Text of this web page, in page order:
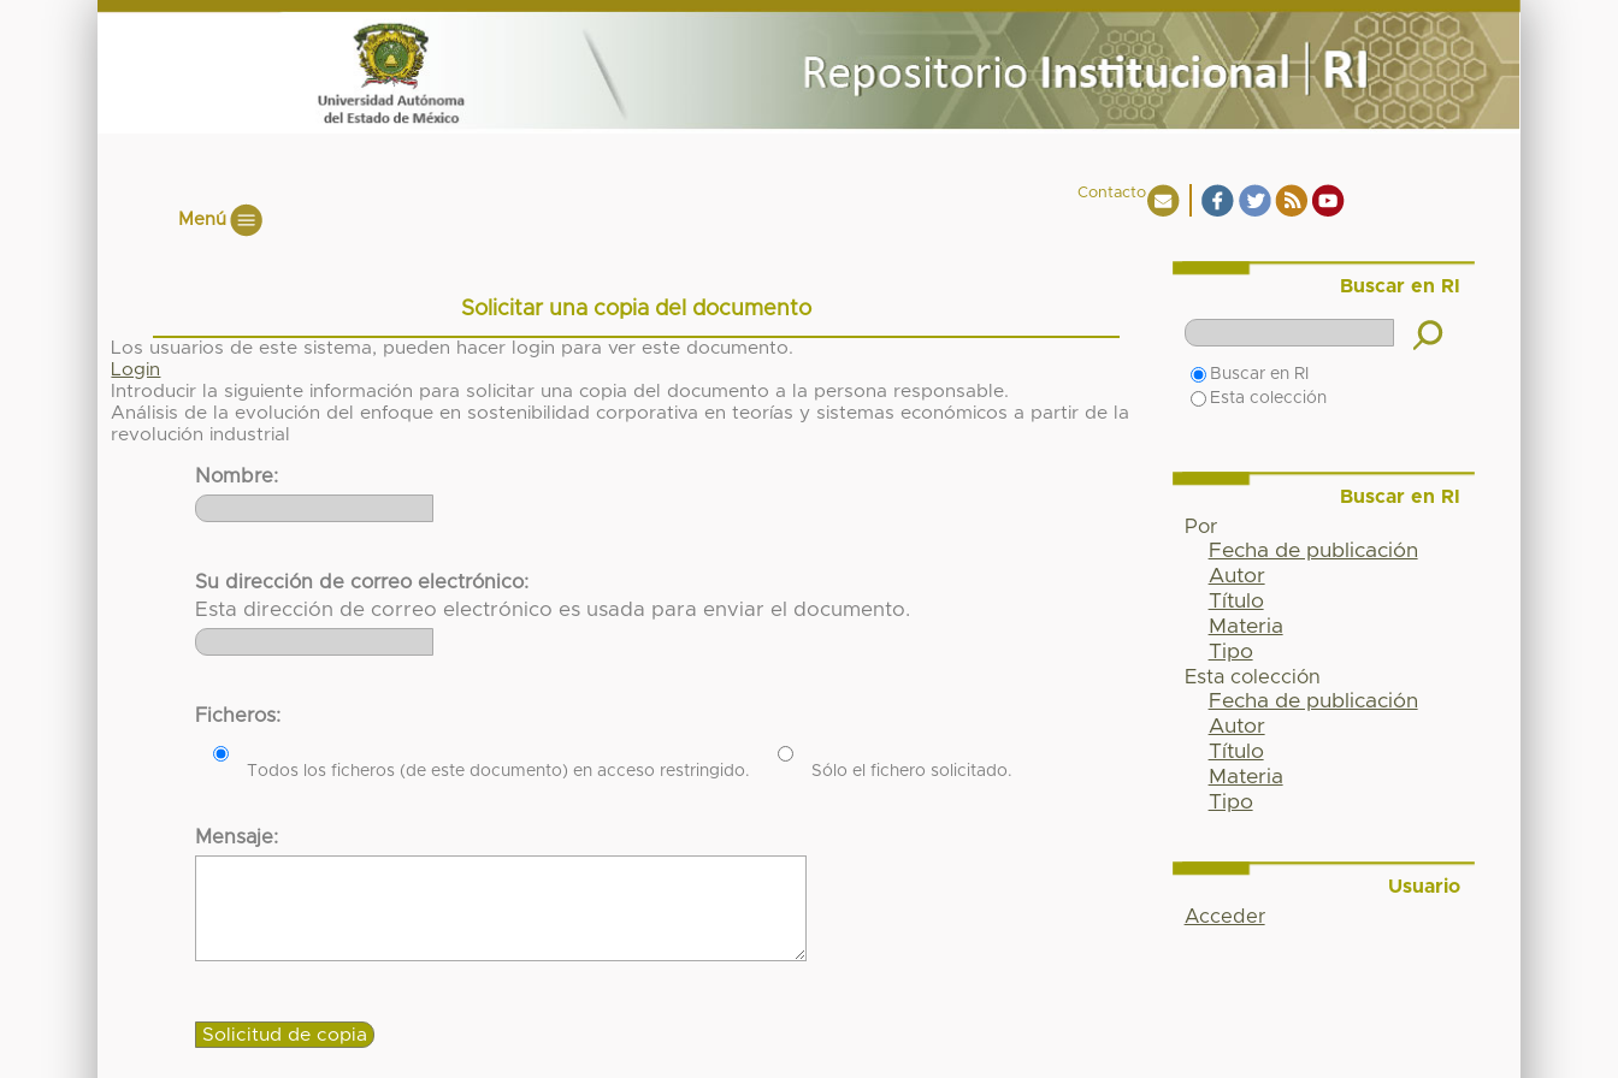
Contacto
Menú
Solicitar una copia del documento
Los usuarios de este sistema, pueden hacer login para ver este documento.
Login
Introducir la siguiente información para solicitar una copia del documento a la persona responsable.
Análisis de la evolución del enfoque en sostenibilidad corporativa en teorías y sistemas económicos a partir de la
revolución industrial
Nombre:
Su dirección de correo electrónico:
Esta dirección de correo electrónico es usada para enviar el documento.
Ficheros:
Todos los ficheros (de este documento) en acceso restringido. Sólo el fichero solicitado.
Mensaje:
Buscar en RI
Buscar en RI
Esta colección
Buscar en RI
Por
Fecha de publicación
Autor
Título
Materia
Tipo
Esta colección
Fecha de publicación
Autor
Título
Materia
Tipo
Usuario
Acceder